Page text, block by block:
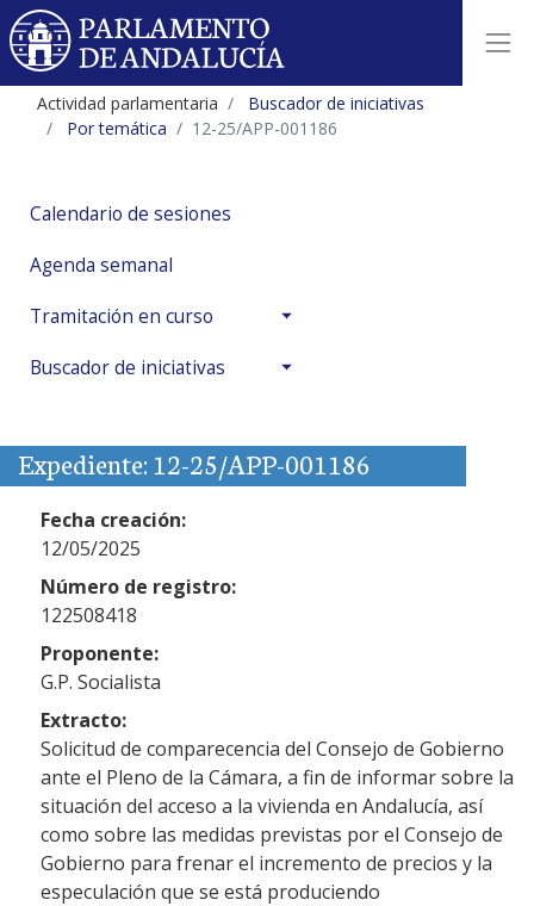
Actividad parlamentaria
Buscador de iniciativas
Por temática
12-25/APP-001186
Calendario de sesiones
Agenda semanal
Tramitación en curso
Buscador de iniciativas
Expediente: 12-25/APP-001186
Fecha creación:
12/05/2025
Número de registro:
122508418
Proponente:
G.P. Socialista
Extracto:
Solicitud de comparecencia del Consejo de Gobierno
ante el Pleno de la Cámara, a fin de informar sobre la
situación del acceso a la vivienda en Andalucía, así
como sobre las medidas previstas por el Consejo de
Gobierno para frenar el incremento de precios y la
especulación que se está produciendo